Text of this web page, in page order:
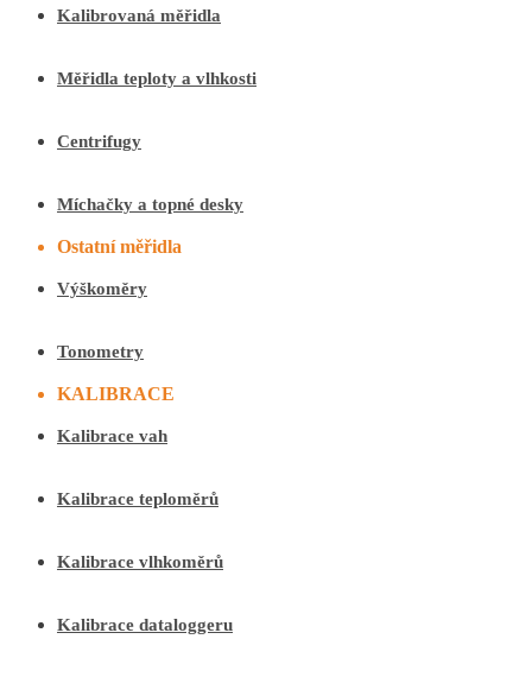
Kalibrovaná měřidla
Měřidla teploty a vlhkosti
Centrifugy
Míchačky a topné desky
Ostatní měřidla
Výškoměry
Tonometry
KALIBRACE
Kalibrace vah
Kalibrace teploměrů
Kalibrace vlhkoměrů
Kalibrace dataloggeru